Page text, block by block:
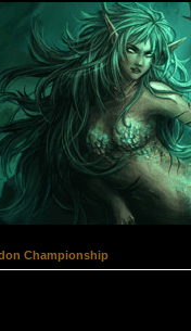
Championship